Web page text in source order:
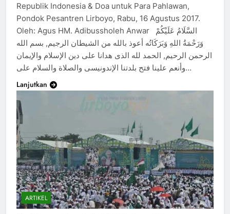
Republik Indonesia & Doa untuk Para Pahlawan,
Pondok Pesantren Lirboyo, Rabu, 16 Agustus 2017.
Oleh: Agus HM. Adibussholeh Anwar السَّلَامُ عَلَيْكُمْ
وَرَحْمَةُ اللهِ وَبَرَكَاتُه أعوذ بالله من الشيطان الرجيم, بسم الله
الرحمن الرحيم, الحمد لله الذى هدانا على دين الإسلام والإيمان
وأنعم علينا فتح بلدتنا الإندونيسى والصلاة والسلام على…
Lanjutkan
ARTIKEL